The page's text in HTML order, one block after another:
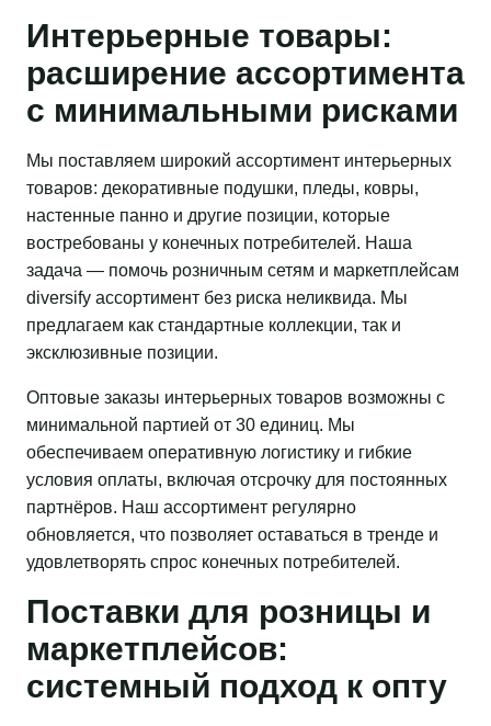
Интерьерные товары:
расширение ассортимента
с минимальными рисками
Мы поставляем широкий ассортимент интерьерных
товаров: декоративные подушки, пледы, ковры,
настенные панно и другие позиции, которые
востребованы у конечных потребителей. Наша
задача — помочь розничным сетям и маркетплейсам
diversify ассортимент без риска неликвида. Мы
предлагаем как стандартные коллекции, так и
эксклюзивные позиции.
Оптовые заказы интерьерных товаров возможны с
минимальной партией от 30 единиц. Мы
обеспечиваем оперативную логистику и гибкие
условия оплаты, включая отсрочку для постоянных
партнёров. Наш ассортимент регулярно
обновляется, что позволяет оставаться в тренде и
удовлетворять спрос конечных потребителей.
Поставки для розницы и
маркетплейсов:
системный подход к опту